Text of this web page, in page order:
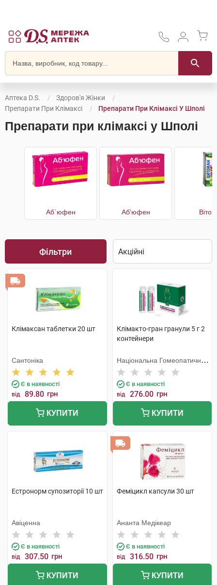
Аптека D.S.
Здоров'я Жінки
Препарати При Клімаксі
Препарати При Клімаксі У Шполі
Препарати при клімаксі у Шполі
Аб`юфен Аб'юфен
Фільтри
Клімаксан таблетки 20 шт
Сантоніка
Є в наявності
від 89.80 грн
КУПИТИ
Клімакто-гран гранули 5 г 2
контейнери
Національна Гомеопатична
Спілка
Є в наявності
від 276.00 грн
КУПИТИ
Естронорм супозиторії 10 шт
Авіценна
Є в наявності
від 307.50 грн
КУПИТИ
Феміцикл капсули 30 шт
Ананта Медікеар
Є в наявності
від 316.50 грн
КУПИТИ